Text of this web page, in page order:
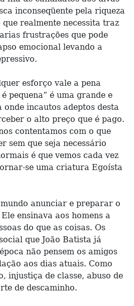
inconseqüente pela riqueza
realmente necessita traz
frustrações que pode
emocional levando a
esforço vale a pena
pequena” é uma grande e
incautos adeptos desta
o alto preço que é pago.
contentamos com o que
sem que seja necessário
é que vemos cada vez
se uma criatura Egoísta
anunciar e preparar o
ensinava aos homens a
do que as coisas. Os
que João Batista já
não pensem os amigos
aos dias atuais. Como
injustiça de classe, abuso de
de descaminho.